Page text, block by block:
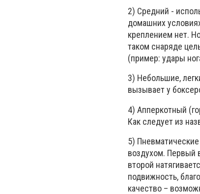
2) Средний -
домашних
креплением нет.
таком снаряде
(пример: удары
3) Небольшие,
вызывает у
4) Апперкотный
Как следует из
5)
воздухом. Первый
второй
подвижность,
качество –